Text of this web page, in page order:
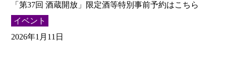
「第37回 酒蔵開放」限定酒等特別事前予約はこちら
イベント
2026年1月11日